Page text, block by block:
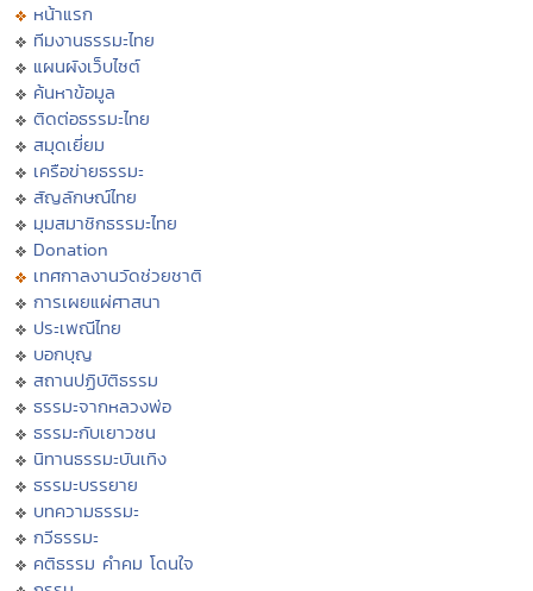
หน้าแรก
ทีมงานธรรมะไทย
แผนผังเว็บไซต์
ค้นหาข้อมูล
ติดต่อธรรมะไทย
สมุดเยี่ยม
เครือข่ายธรรมะ
สัญลักษณ์ไทย
มุมสมาชิกธรรมะไทย
Donation
เทศกาลงานวัดช่วยชาติ
การเผยแผ่ศาสนา
ประเพณีไทย
บอกบุญ
สถานปฏิบัติธรรม
ธรรมะจากหลวงพ่อ
ธรรมะกับเยาวชน
นิทานธรรมะบันเทิง
ธรรมะบรรยาย
บทความธรรมะ
กวีธรรมะ
คติธรรม คำคม โดนใจ